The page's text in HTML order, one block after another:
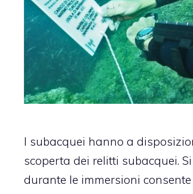
I subacquei hanno a
scoperta dei relitti subacquei.
durante le immersioni